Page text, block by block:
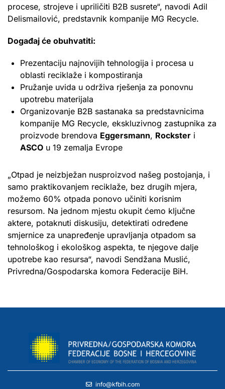
procese, strojeve i upriličiti B2B susrete“, navodi Adil
Delismailović, predstavnik kompanije MG Recycle.
Događaj će obuhvatiti:
Prezentaciju najnovijih tehnologija i procesa u
oblasti reciklaže i kompostiranja
Pružanje uvida u održiva rješenja za ponovnu
upotrebu materijala
Organizovanje B2B sastanaka sa predstavnicima
kompanije MG Recycle, ekskluzivnog zastupnika za
proizvode brendova Eggersmann, Rockster i
ASCO u 19 zemalja Evrope
„Otpad je neizbježan nusproizvod našeg postojanja, i
samo praktikovanjem reciklaže, bez drugih mjera,
možemo 60% otpada ponovo učiniti korisnim
resursom. Na jednom mjestu okupit ćemo ključne
aktere, potaknuti diskusiju, detektirati određene
smjernice za unapređenje upravljanja otpadom sa
tehnološkog i ekološkog aspekta, te njegove dalje
upotrebe kao resursa“, navodi Sendžana Muslić,
Privredna/Gospodarska komora Federacije BiH.
info@kfbih.com